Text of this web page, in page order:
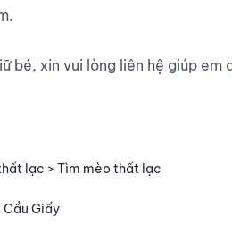
bé, xin vui lòng liên hệ giúp em
lạc > Tìm mèo thất lạc
Cầu Giấy